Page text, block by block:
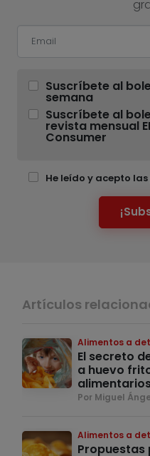
Suscríbete al
semana
Suscríbete al
revista mensual
Consumer
He leído y acepto las
Artículos
Alimentos a
El secreto
a huevo
Por Miguel
Alimentos a
Propuestas